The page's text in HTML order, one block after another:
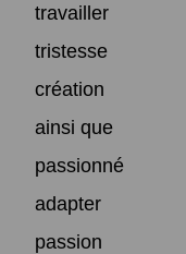
travailler
tristesse
création
ainsi que
passionné
adapter
passion